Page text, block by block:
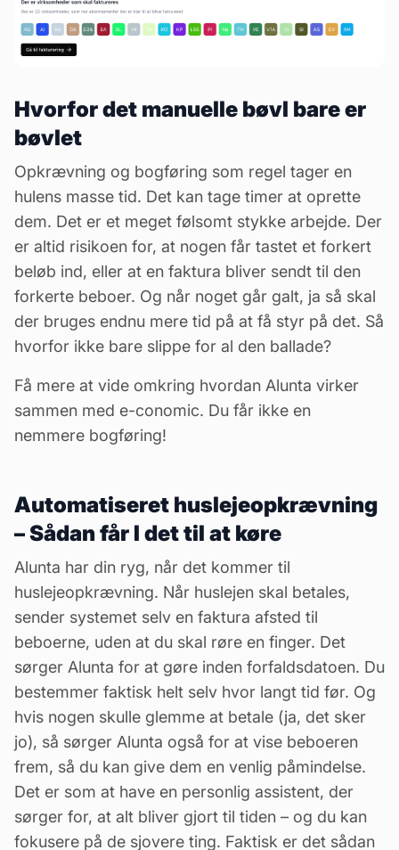
Hvorfor det manuelle bøvl bare er
bøvlet
Opkrævning og bogføring som regel tager en
hulens masse tid. Det kan tage timer at oprette
dem. Det er et meget følsomt stykke arbejde. Der
er altid risikoen for, at nogen får tastet et forkert
beløb ind, eller at en faktura bliver sendt til den
forkerte beboer. Og når noget går galt, ja så skal
der bruges endnu mere tid på at få styr på det. Så
hvorfor ikke bare slippe for al den ballade?
Få mere at vide omkring hvordan Alunta virker
sammen med e-conomic. Du får ikke en
nemmere bogføring!
Automatiseret huslejeopkrævning
– Sådan får I det til at køre
Alunta har din ryg, når det kommer til
huslejeopkrævning. Når huslejen skal betales,
sender systemet selv en faktura afsted til
beboerne, uden at du skal røre en finger. Det
sørger Alunta for at gøre inden forfaldsdatoen. Du
bestemmer faktisk helt selv hvor langt tid før. Og
hvis nogen skulle glemme at betale (ja, det sker
jo), så sørger Alunta også for at vise beboeren
frem, så du kan give dem en venlig påmindelse.
Det er som at have en personlig assistent, der
sørger for, at alt bliver gjort til tiden – og du kan
fokusere på de sjovere ting. Faktisk er det sådan